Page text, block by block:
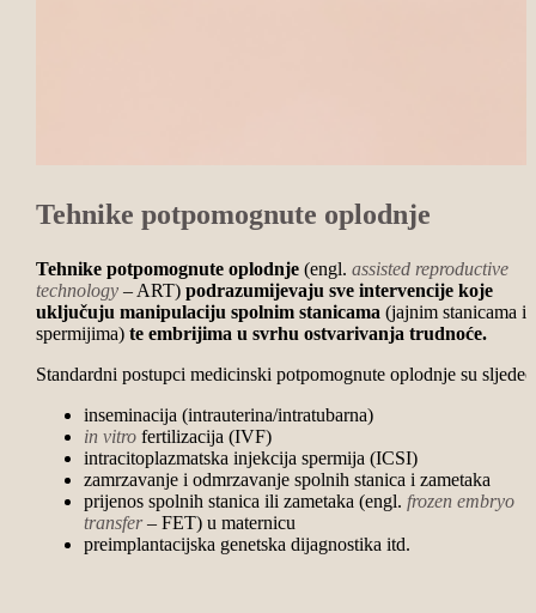
Tehnike potpomognute oplodnje
Tehnike potpomognute oplodnje(engl. assisted reproductive
technology– ART) podrazumijevaju sve intervencije koje
uključuju manipulaciju spolnim stanicama (jajnim stanicama i
spermijima)te embrijima u svrhu ostvarivanja trudnoće.
Standardni postupci medicinski potpomognute oplodnje su
inseminacija (intrauterina/intratubarna)
in vitrofertilizacija (IVF)
intracitoplazmatska injekcija spermija (ICSI)
zamrzavanje i odmrzavanje spolnih stanica i zametaka
prijenos spolnih stanica ili zametaka (engl. frozen embryo
transfer– FET) u maternicu
preimplantacijska genetska dijagnostika itd.